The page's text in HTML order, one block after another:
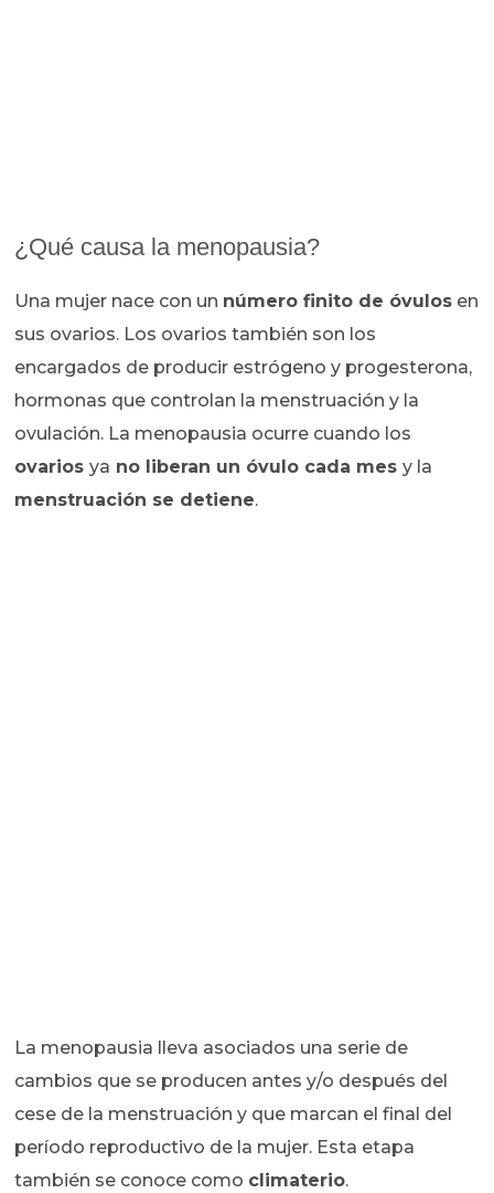
¿Qué causa la menopausia?
Una mujer nace con un número finito de óvulos en
sus ovarios. Los ovarios también son los
encargados de producir estrógeno y progesterona,
hormonas que controlan la menstruación y la
ovulación. La menopausia ocurre cuando los
ovariosya no liberan un óvulo cada mesy la
menstruación se detiene.
La menopausia lleva asociados una serie de
cambios que se producen antes y/o después del
cese de la menstruación y que marcan el final del
período reproductivo de la mujer. Esta etapa
también se conoce como climaterio.